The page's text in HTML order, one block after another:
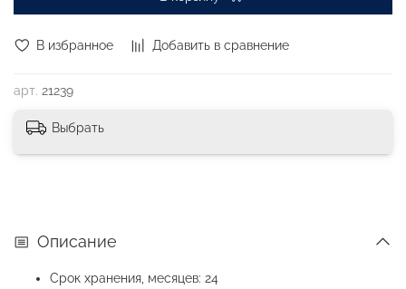
В избранное Добавить в сравнение
арт. 21239
Выбрать
Описание
Срок хранения, месяцев: 24